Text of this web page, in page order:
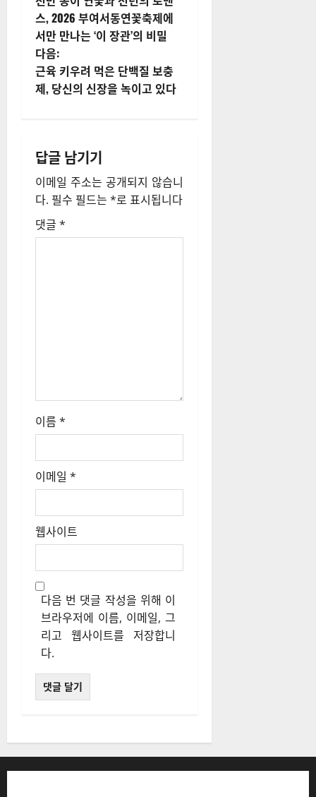
시
물
내
비
이
션
스, 2026 부여서동연꽃축제에
서만 만나는 ‘이 장관’의 비밀
다음:
근육 키우려 먹은 단백질 보충
제, 당신의 신장을 녹이고 있다
답글 남기기
이메일 주소는 공개되지 않습니
다. 필수 필드는 *로 표시됩니다
댓글 *
이름 *
이메일 *
웹사이트
다음 번 댓글 작성을 위해 이
브라우저에 이름, 이메일, 그
리고 웹사이트를 저장합니
다.